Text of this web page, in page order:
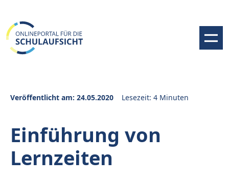
Veröffentlicht am: 24.05.2020 Lesezeit: 4 Minuten
Einführung von
Lernzeiten